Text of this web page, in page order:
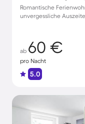
Romantische
unvergessliche
ab 60 €
pro Nacht
5.0